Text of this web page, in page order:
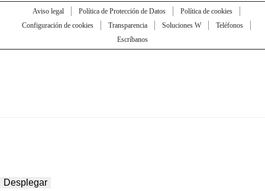
Aviso legal Política de Protección de Datos
Política de cookies
Configuración de cookies
Transparencia Soluciones W
Teléfonos
Escríbanos
Desplegar